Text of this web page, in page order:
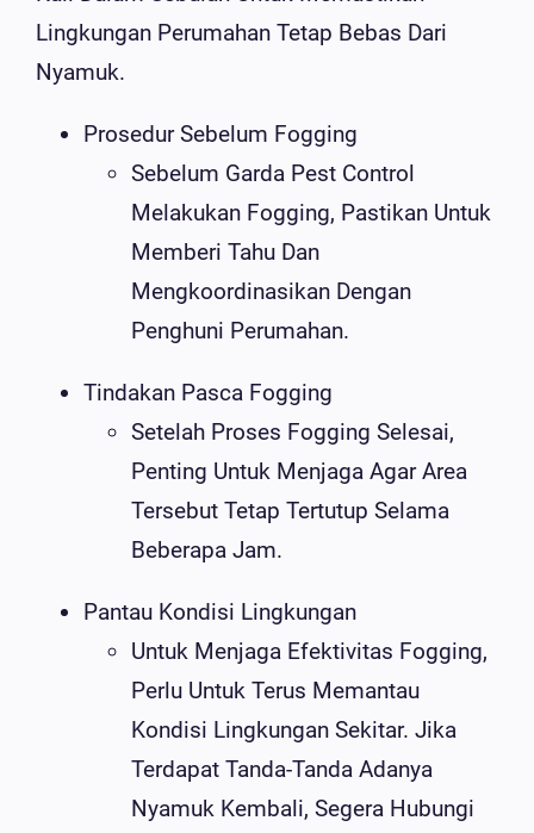
Lingkungan Perumahan Tetap Bebas Dari
Nyamuk.
Prosedur Sebelum Fogging
Sebelum Garda Pest Control
Melakukan Fogging, Pastikan Untuk
Memberi Tahu Dan
Mengkoordinasikan Dengan
Penghuni Perumahan.
Tindakan Pasca Fogging
Setelah Proses Fogging Selesai,
Penting Untuk Menjaga Agar Area
Tersebut Tetap Tertutup Selama
Beberapa Jam.
Pantau Kondisi Lingkungan
Untuk Menjaga Efektivitas Fogging,
Perlu Untuk Terus Memantau
Kondisi Lingkungan Sekitar. Jika
Terdapat Tanda-Tanda Adanya
Nyamuk Kembali, Segera Hubungi